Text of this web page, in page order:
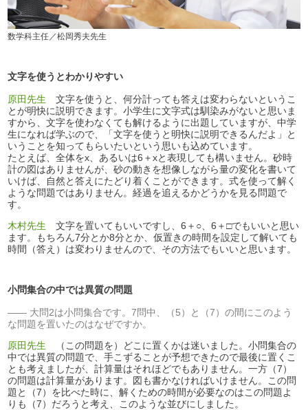
数学科主任／松岡秀夫先生
文字を使うとわかりやすい
原田先生 文字を使うと、何分計っても答えは変わらないというこ
とが明快に説明できます。小学生に文字式は馴染みがないと思いま
すから、文字を使わなくても解けるように出題していますが、中学
生になれば学ぶので、「文字を使うと明快に説明できるんだよ」と
いうことを知ってもらいたいという思いも込めています。
たとえば、全体をx、あるいは6＋xと表現しても構いません。砂時
計の図はありませんが、砂の動きを想像しながら量の変化を書いて
いけば、自然と答えにたどり着くことができます。式を使って解く
ような問題ではありません。経過を追えるかどうかを見る問題で
す。
木村先生 文字を置いてもいいですし、6＋○、6＋□でもいいと思い
ます。もちろん7分とか8分とか、仮置きの時間を設定して解いても
時間（答え）は変わりませんので、その方法でもいいと思います。
小問集合の中では異質の問題
大問2は小問集合です。7問中、（5）と（7）の間にこのよう
な問題を置いたのはなぜですか。
原田先生 （この問題を）どこに置くかは迷いました。小問集合の
中では異質の問題で、手こずることが予想できたので最後に置くこ
とも考えましたが、計算量はそれほどでもありません。一方（7）
の問題は計算量があります。図も書かなければいけません。この問
題と（7）を比べた時に、解くための時間が必要なのはこの問題よ
りも（7）だろうと考え、このような並びにしました。